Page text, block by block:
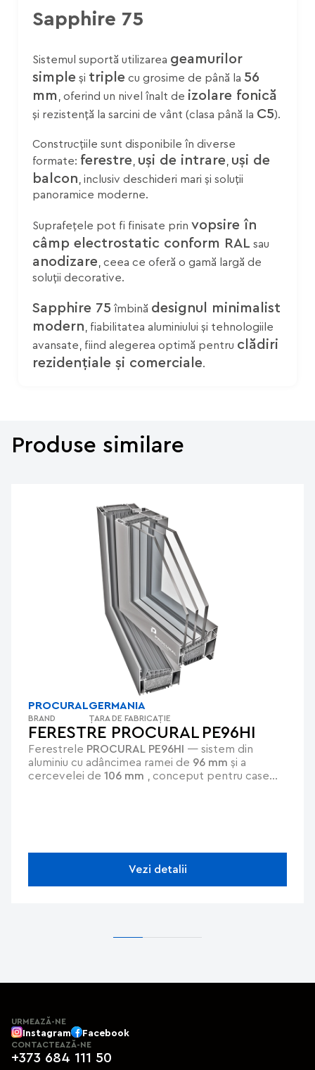
Sapphire 75
Sistemul suportă utilizarea geamurilor
simple și triple cu grosime de până la 56
mm , oferind un nivel înalt de izolare fonică
și rezistență la sarcini de vânt (clasa până la C5).
Construcțiile sunt disponibile în diverse
formate: ferestre uși de intrare uși de
balcon , inclusiv deschideri mari și soluții
panoramice moderne.
Suprafețele pot fi finisate prin vopsire în
câmp electrostatic conform RAL sau
anodizare , ceea ce oferă o gamă largă de
soluții decorative.
Sapphire 75 îmbină designul minimalist
modern , fiabilitatea aluminiului și tehnologiile
avansate, fiind alegerea optimă pentru clădiri
rezidențiale și comerciale.
Produse similare
FERESTRE PROCURAL PE96HI
Ferestrele PROCURAL PE96HI
aluminiu cu adâncimea ramei de 96 mm
cercevelei de 106 mm , conceput pentru case
aer (clasa 4). Compatibil cu feronerie Euro și
PVC/lemn. Finisaje disponibile:
PROCURAL
BRAND
GERMANIA
ȚARA DE FABRICAȚIE
Vezi detalii
URMEAZĂ-NE
Instagram Facebook
CONTACTEAZĂ-NE
+373 684 111 50